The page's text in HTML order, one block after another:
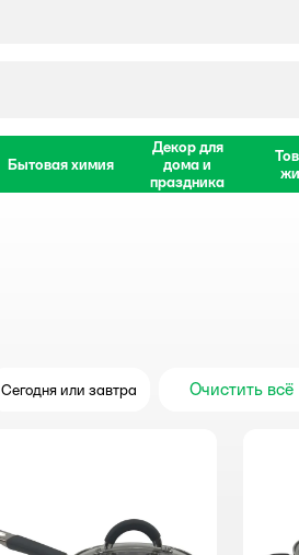
Бытовая химия
Декор для
дома и
праздника
Сегодня или завтра Очистить всё